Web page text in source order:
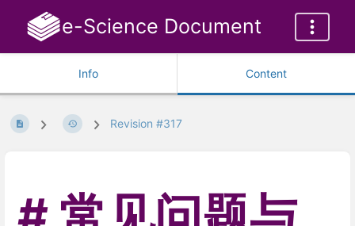
e-Science Document
Info Content
Revision #317